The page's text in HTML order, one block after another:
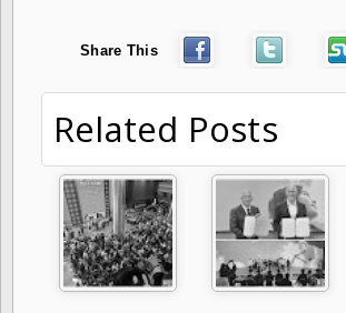
Share This
Related Posts